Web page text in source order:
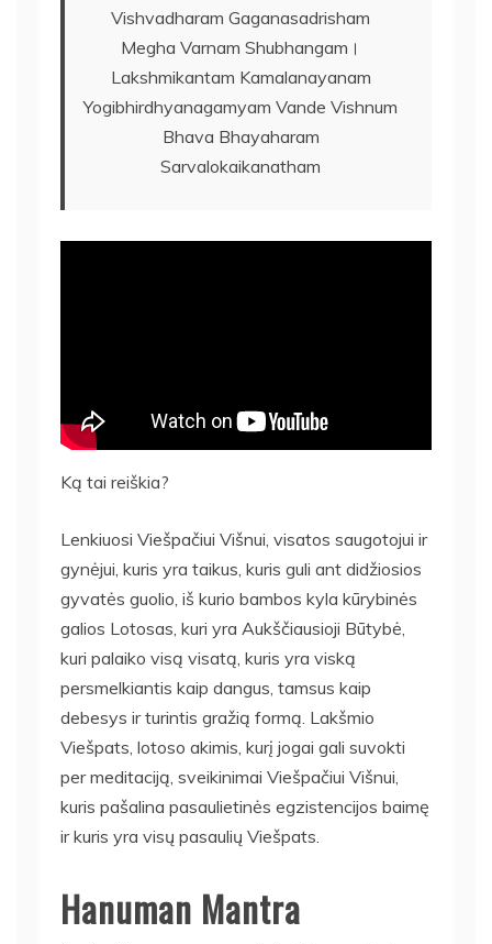
Vishvadharam Gaganasadrisham
Megha Varnam Shubhangam।
Lakshmikantam Kamalanayanam
Yogibhirdhyanagamyam Vande Vishnum
Bhava Bhayaharam
Sarvalokaikanatham
Ką tai reiškia?
Lenkiuosi Viešpačiui Višnui, visatos saugotojui ir
gynėjui, kuris yra taikus, kuris guli ant didžiosios
gyvatės guolio, iš kurio bambos kyla kūrybinės
galios Lotosas, kuri yra Aukščiausioji Būtybė,
kuri palaiko visą visatą, kuris yra viską
persmelkiantis kaip dangus, tamsus kaip
debesys ir turintis gražią formą. Lakšmio
Viešpats, lotoso akimis, kurį jogai gali suvokti
per meditaciją, sveikinimai Viešpačiui Višnui,
kuris pašalina pasaulietinės egzistencijos baimę
ir kuris yra visų pasaulių Viešpats.
Hanuman Mantra